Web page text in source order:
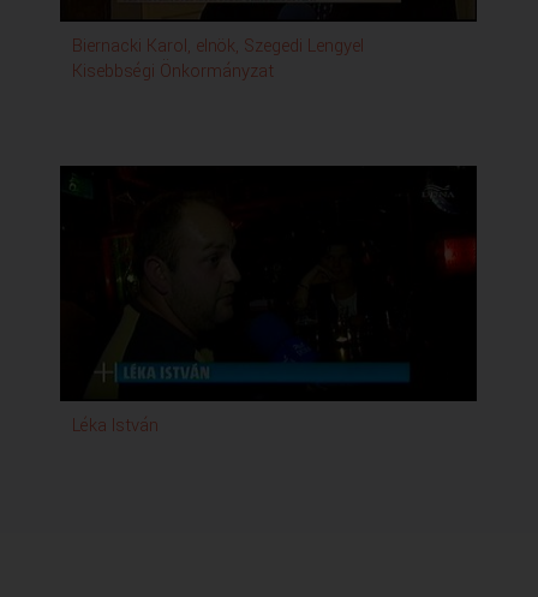
Biernacki Karol, elnök, Szegedi Lengyel
Kisebbségi Önkormányzat
Léka István